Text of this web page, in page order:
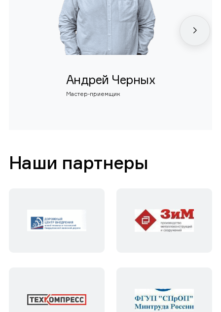
Андрей Черных
Мастер-приемщик
Наши партнеры